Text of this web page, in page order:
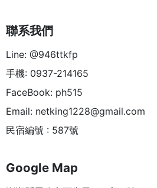
聯系我們
Line: @946ttkfp
手機: 0937-214165
FaceBook: ph515
Email: netking1228@gmail.com
民宿編號 : 587號
Google Map